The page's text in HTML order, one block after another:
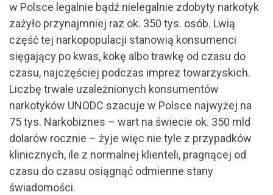
w Polsce legalnie bądź nielegalnie zdobyty narkotyk
zażyło przynajmniej raz ok. 350 tys. osób. Lwią
część tej narkopopulacji stanowią konsumenci
sięgający po kwas, kokę albo trawkę od czasu do
czasu, najczęściej podczas imprez towarzyskich.
Liczbę trwale uzależnionych konsumentów
narkotyków UNODC szacuje w Polsce najwyżej na
75 tys. Narkobiznes – wart na świecie ok. 350 mld
dolarów rocznie – żyje więc nie tyle z przypadków
klinicznych, ile z normalnej klienteli, pragnącej od
czasu do czasu osiągnąć odmienne stany
świadomości.